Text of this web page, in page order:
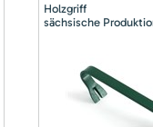
Holzgriff
sächsische